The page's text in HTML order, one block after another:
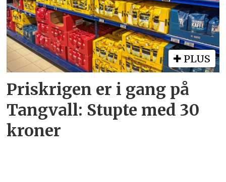
PLUS
Priskrigen er i gang på
Tangvall: Stupte med 30
kroner